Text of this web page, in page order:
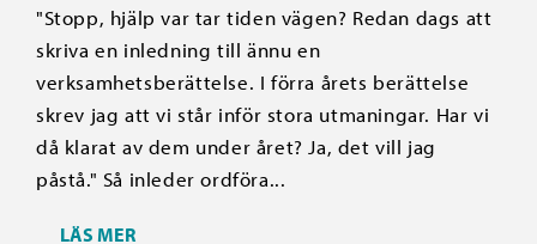
"Stopp, hjälp var tar tiden vägen? Redan dags att
skriva en inledning till ännu en
verksamhetsberättelse. I förra årets berättelse
skrev jag att vi står inför stora utmaningar. Har vi
då klarat av dem under året? Ja, det vill jag
påstå." Så inleder ordföra...
LÄS MER